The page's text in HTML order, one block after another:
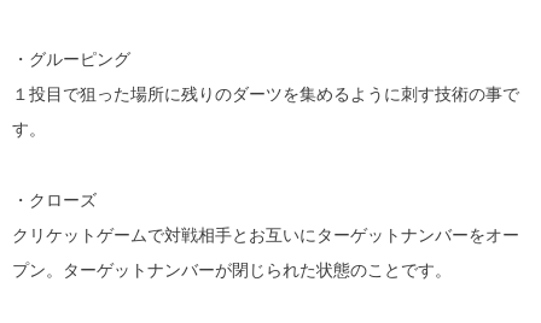
・グルーピング
１投目で狙った場所に残りのダーツを集めるように刺す技術の事で
す。
・クローズ
クリケットゲームで対戦相手とお互いにターゲットナンバーをオー
プン。ターゲットナンバーが閉じられた状態のことです。